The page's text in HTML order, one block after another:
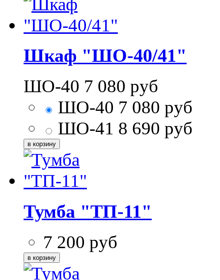
Шкаф "ШО-40/41"
ШО-40 7 080 руб
ШО-40 7 080 руб
ШО-41 8 690 руб
Тумба "ТП-11"
7 200 руб